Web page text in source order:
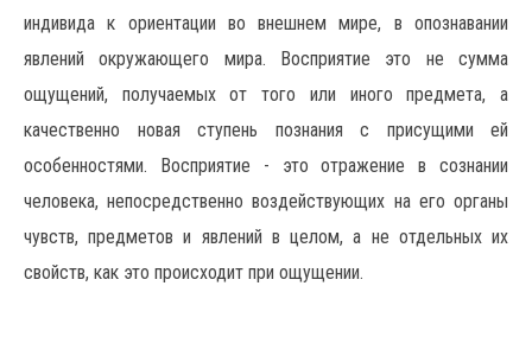
индивида к ориентации во внешнем мире, в опознавании
явлений окружающего мира. Восприятие это не сумма
ощущений, получаемых от того или иного предмета, а
качественно новая ступень познания с присущими ей
особенностями. Восприятие - это отражение в сознании
человека, непосредственно воздействующих на его органы
чувств, предметов и явлений в целом, а не отдельных их
свойств, как это происходит при ощущении.